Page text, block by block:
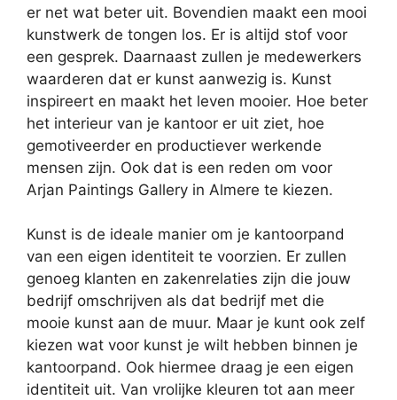
er net wat beter uit. Bovendien maakt een mooi
kunstwerk de tongen los. Er is altijd stof voor
een gesprek. Daarnaast zullen je medewerkers
waarderen dat er kunst aanwezig is. Kunst
inspireert en maakt het leven mooier. Hoe beter
het interieur van je kantoor er uit ziet, hoe
gemotiveerder en productiever werkende
mensen zijn. Ook dat is een reden om voor
Arjan Paintings Gallery in Almere te kiezen.
Kunst is de ideale manier om je kantoorpand
van een eigen identiteit te voorzien. Er zullen
genoeg klanten en zakenrelaties zijn die jouw
bedrijf omschrijven als dat bedrijf met die
mooie kunst aan de muur. Maar je kunt ook zelf
kiezen wat voor kunst je wilt hebben binnen je
kantoorpand. Ook hiermee draag je een eigen
identiteit uit. Van vrolijke kleuren tot aan meer